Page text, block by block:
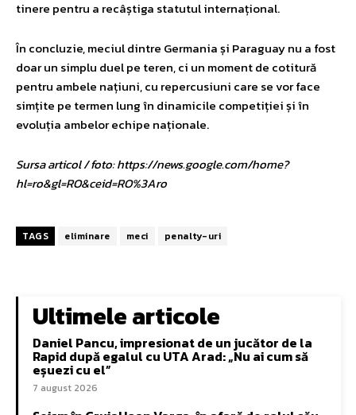
tinere pentru a recâștiga statutul internațional.
În concluzie, meciul dintre Germania și Paraguay nu a fost
doar un simplu duel pe teren, ci un moment de cotitură
pentru ambele națiuni, cu repercusiuni care se vor face
simțite pe termen lung în dinamicile competiției și în
evoluția ambelor echipe naționale.
Sursa articol / foto: https://news.google.com/home?
hl=ro&gl=RO&ceid=RO%3Aro
TAGS eliminare meci penalty-uri
Ultimele articole
Daniel Pancu, impresionat de un jucător de la
Rapid după egalul cu UTA Arad: „Nu ai cum să
eșuezi cu el”
7 august 2026